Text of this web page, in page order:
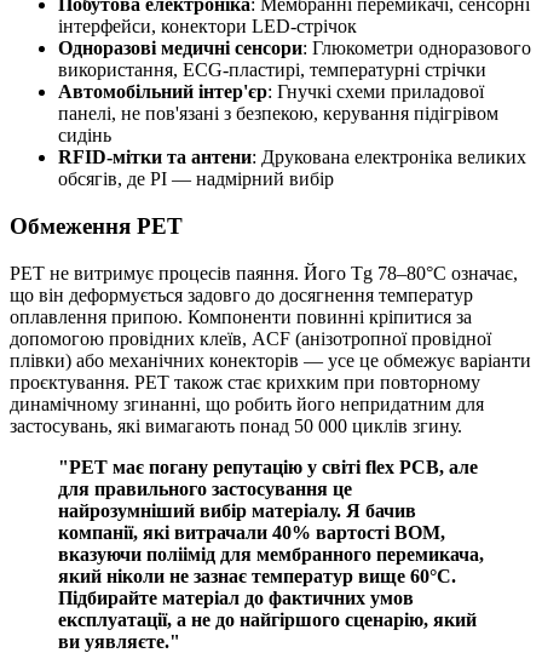
Побутова електроніка: Мембранні перемикачі, сенсорні
інтерфейси, конектори LED-стрічок
Одноразові медичні сенсори: Глюкометри одноразового
використання, ECG-пластирі, температурні стрічки
Автомобільний інтер'єр: Гнучкі схеми приладової
панелі, не пов'язані з безпекою, керування підігрівом
сидінь
RFID-мітки та антени: Друкована електроніка великих
обсягів, де PI — надмірний вибір
Обмеження PET
PET не витримує процесів паяння. Його Tg 78–80°C означає,
що він деформується задовго до досягнення температур
оплавлення припою. Компоненти повинні кріпитися за
допомогою провідних клеїв, ACF (анізотропної провідної
плівки) або механічних конекторів — усе це обмежує варіанти
проєктування. PET також стає крихким при повторному
динамічному згинанні, що робить його непридатним для
застосувань, які вимагають понад 50 000 циклів згину.
"PET має погану репутацію у світі flex PCB, але
для правильного застосування це
найрозумніший вибір матеріалу. Я бачив
компанії, які витрачали 40% вартості BOM,
вказуючи поліімід для мембранного перемикача,
який ніколи не зазнає температур вище 60°C.
Підбирайте матеріал до фактичних умов
експлуатації, а не до найгіршого сценарію, який
ви уявляєте."